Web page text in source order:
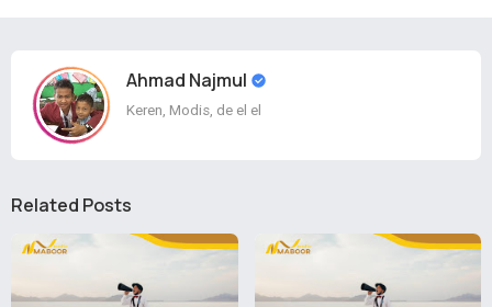
Ahmad Najmul
Keren, Modis, de el el
Related Posts